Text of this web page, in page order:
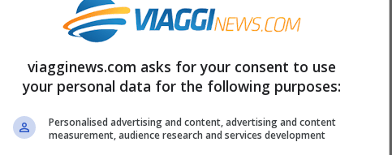
viagginews.com asks for your consent to use
your personal data for the following purposes:
Personalised advertising and content, advertising and content
measurement, audience research and services development